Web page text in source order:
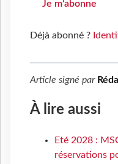
Je m'abonne
Déjà abonné ?
Article signé par
À lire aussi
Eté 2028 :
réservations